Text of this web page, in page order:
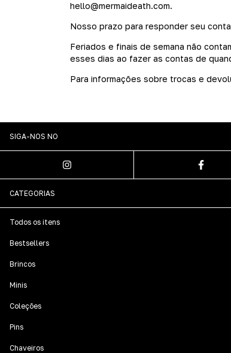
hello@mermaideath.com.
Nosso prazo para responder seu
Feriados e finais de semana não
esses dias ao fazer as contas de
Para informações sobre trocas e
SIGA-NOS NO
CATEGORIAS
Todos os itens
Bestsellers
Brincos
Minis
Coleções
Pins
Chaveiros